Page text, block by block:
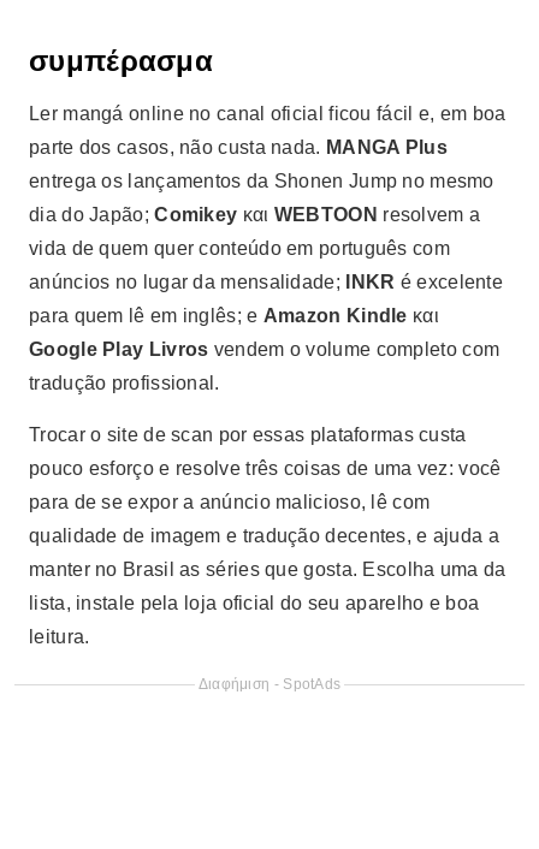
συμπέρασμα
Ler mangá online no canal oficial ficou fácil e, em boa
parte dos casos, não custa nada. MANGA Plus
entrega os lançamentos da Shonen Jump no mesmo
dia do Japão;Comikey και WEBTOON resolvem a
vida de quem quer conteúdo em português com
anúncios no lugar da mensalidade;
INKR é excelente
para quem lê em inglês; e Amazon Kindle και
Google Play Livros vendem o volume completo com
tradução profissional.
Trocar o site de scan por essas plataformas custa
pouco esforço e resolve três coisas de uma vez: você
para de se expor a anúncio malicioso, lê com
qualidade de imagem e tradução decentes, e ajuda a
manter no Brasil as séries que gosta. Escolha uma da
lista, instale pela loja oficial do seu aparelho e boa
leitura.
Διαφήμιση - SpotAds